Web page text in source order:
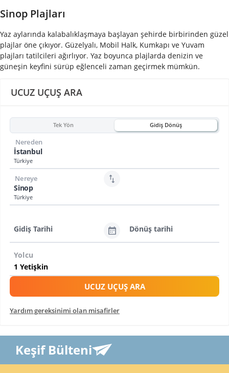
UCUZ UÇUŞ ARA
Tek Yön Gidiş Dönüş
İstanbul
Türkiye
Nereden
Sinop
Türkiye
Nereye
Gidiş Tarihi Dönüş tarihi
Yolcu
UCUZ UÇUŞ ARA
Yardım gereksinimi olan misafirler
Keşif Bülteni
Sinop Plajları
Yaz aylarında kalabalıklaşmaya başlayan şehirde birbirinden güzel
plajlar öne çıkıyor. Güzelyalı, Mobil Halk, Kumkapı ve Yuvam
plajları tatilcileri ağırlıyor. Yaz boyunca plajlarda denizin ve
güneşin keyfini sürüp eğlenceli zaman geçirmek mümkün.